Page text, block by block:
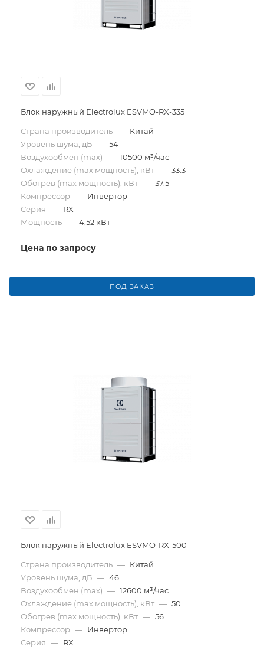
Блок наружный Electrolux ESVMO-RX-335
Страна производитель — Китай
Уровень шума, дБ — 54
Воздухообмен (max) — 10500 м³/час
Охлаждение (max мощность), кВт — 33.3
Обогрев (max мощность), кВт — 37.5
Компрессор — Инвертор
Серия — RX
Мощность — 4,52 кВт
Цена по запросу
ПОД ЗАКАЗ
Блок наружный Electrolux ESVMO-RX-500
Страна производитель — Китай
Уровень шума, дБ — 46
Воздухообмен (max) — 12600 м³/час
Охлаждение (max мощность), кВт — 50
Обогрев (max мощность), кВт — 56
Компрессор — Инвертор
Серия — RX